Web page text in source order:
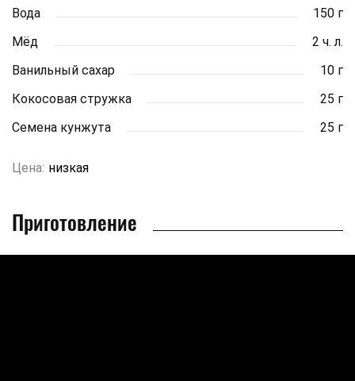
Вода
150 г
Мёд
2 ч. л.
Ванильный сахар
10 г
Кокосовая стружка
25 г
Семена кунжута
25 г
Цена: низкая
Приготовление